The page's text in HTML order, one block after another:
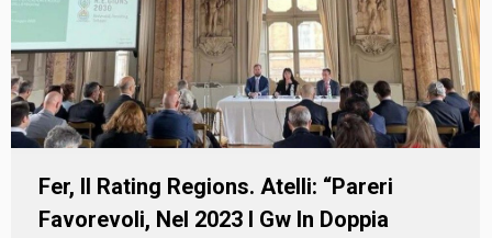
Fer, Il Rating Regions. Atelli: “Pareri
Favorevoli, Nel 2023 I Gw In Doppia